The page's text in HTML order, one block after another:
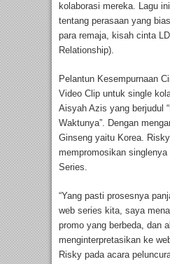
kolaborasi mereka. Lagu
tentang perasaan yang
para remaja, kisah cinta
Relationship).
Pelantun Kesempurnaan
Video Clip untuk single
Aisyah Azis yang berjudul
Waktunya”. Dengan
Ginseng yaitu Korea.
mempromosikan singlenya
Series.
“Yang pasti prosesnya
web series kita, saya
promo yang berbeda, dan
menginterpretasikan ke
Risky pada acara